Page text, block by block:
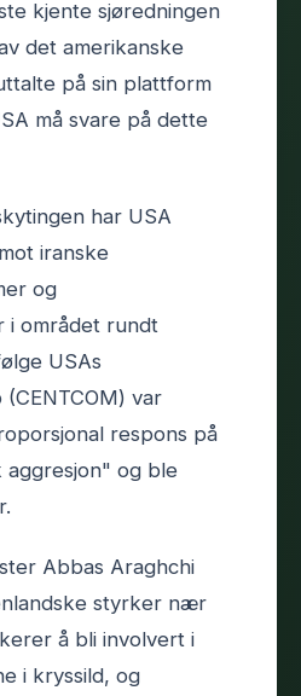
kjente sjøredningen
det amerikanske
på sin plattform
må svare på dette
har USA
iranske
og
i området rundt
USAs
var
respons på
og ble
Abbas Araghchi
styrker nær
å bli involvert i
i kryssild, og